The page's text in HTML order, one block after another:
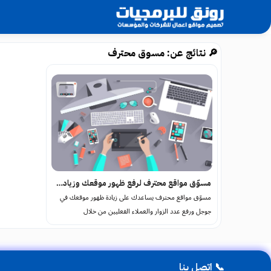
🔎 نتائج عن: مسوق محترف
مسوّق مواقع محترف لرفع ظهور موقعك وزيادة عملائك
مسوّق مواقع محترف يساعدك على زيادة ظهور موقعك في
جوجل ورفع عدد الزوار والعملاء الفعليين من خلال
📞 اتصل بنا